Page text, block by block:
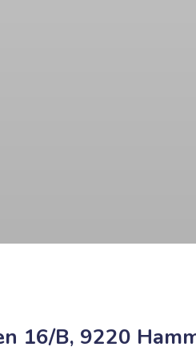
16/B, 9220